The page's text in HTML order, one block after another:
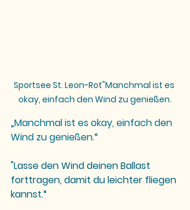
Sportsee St. Leon-Rot"Manchmal ist es
okay, einfach den Wind zu genießen.
„Manchmal ist es okay, einfach den
Wind zu genießen.“
"Lasse den Wind deinen Ballast
forttragen, damit du leichter fliegen
kannst.“